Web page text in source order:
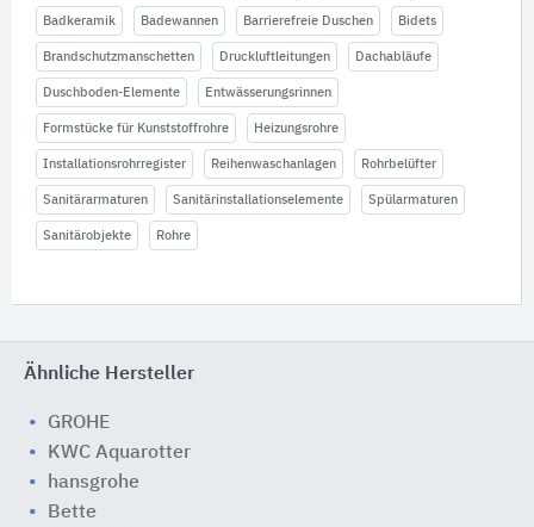
Badkeramik Badewannen Barrierefreie Duschen Bidets
Brandschutzmanschetten Druckluftleitungen Dachabläufe
Duschboden-Elemente Entwässerungsrinnen
Formstücke für Kunststoffrohre Heizungsrohre
Installationsrohrregister Reihenwaschanlagen Rohrbelüfter
Sanitärarmaturen Sanitärinstallationselemente Spülarmaturen
Sanitärobjekte Rohre
Ähnliche Hersteller
GROHE
KWC Aquarotter
hansgrohe
Bette